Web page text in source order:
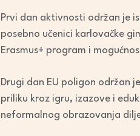
Prvi dan aktivnosti održan je
posebno učenici karlovačke
Erasmus+ program i
Drugi dan EU poligon održan
priliku kroz igru, izazove i
neformalnog obrazovanja